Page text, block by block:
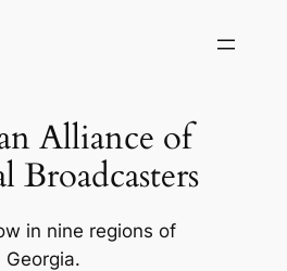
Alliance of
Broadcasters
in nine regions of
Georgia.